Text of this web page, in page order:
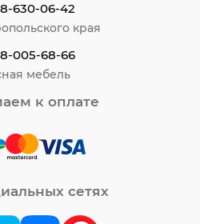
630-06-42
края
005-68-66
мебель
к оплате
сетях